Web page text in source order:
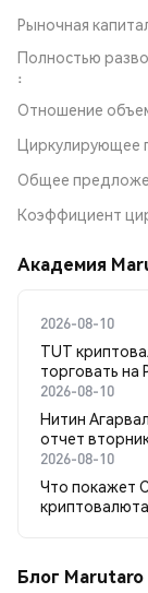
Рыночная
Полностью
Отношение
Циркулирующее
Общее
Коэффициент
Академия
2026-08-10
TUT
торговать на
2026-08-10
Нитин
отчет
2026-08-10
Что покажет
Блог Marutaro